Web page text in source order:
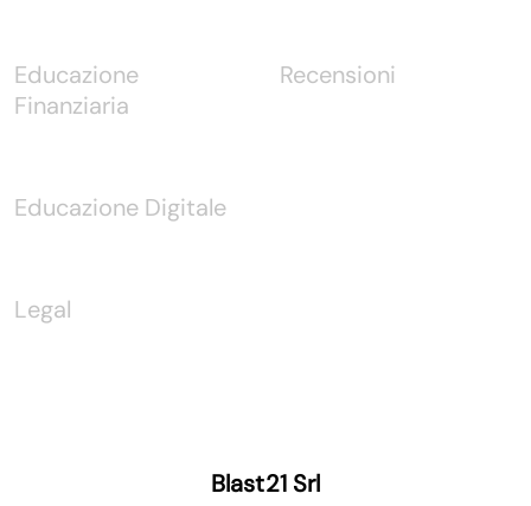
Educazione
Finanziaria
Educazione Digitale
Legal
Recensioni
Blast21 Srl